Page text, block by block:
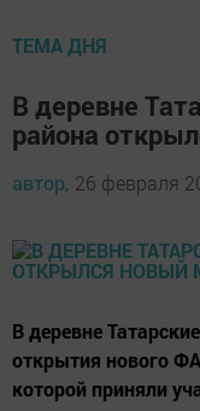
ТЕМА ДНЯ
В деревне
района
автор, 26 февраля
В деревне
открытия нового
которой приняли